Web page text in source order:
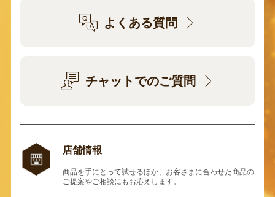
よくある質問
チャットでのご質問
店舗情報
商品を手にとって試せるほか、お客さまに合わせた商品の
ご提案やご相談にもお応えします。